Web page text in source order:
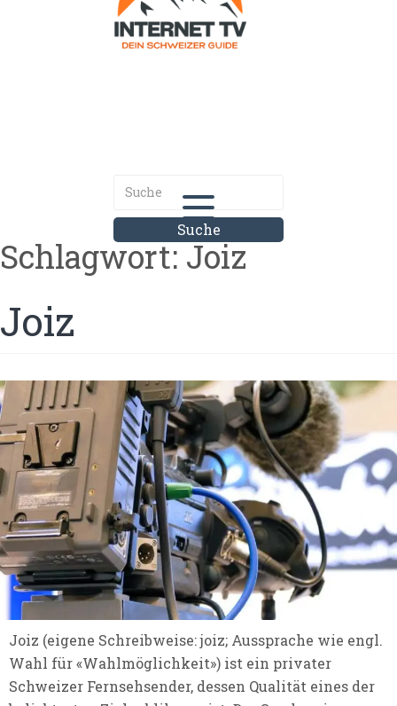
Schlagwort:Joiz
Joiz
Joiz (eigene Schreibweise: joiz; Aussprache wie engl.
Wahl für «Wahlmöglichkeit») ist ein privater
Schweizer Fernsehsender, dessen Qualität eines der